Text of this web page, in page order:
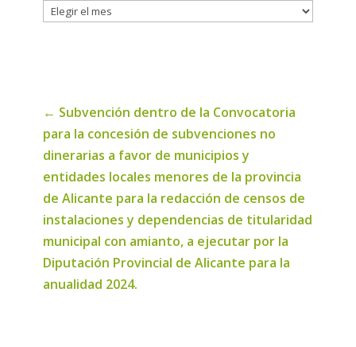
Histórico
← Subvención dentro de la Convocatoria
para la concesión de subvenciones no
dinerarias a favor de municipios y
entidades locales menores de la provincia
de Alicante para la redacción de censos de
instalaciones y dependencias de titularidad
municipal con amianto, a ejecutar por la
Diputación Provincial de Alicante para la
anualidad 2024.